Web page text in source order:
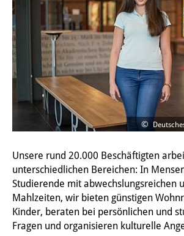
Unsere rund 20.000 Beschäftigten
unterschiedlichen Bereichen: In
Studierende mit abwechslungsreichen
Mahlzeiten, wir bieten günstigen
Kinder, beraten bei persönlichen und
Fragen und organisieren kulturelle